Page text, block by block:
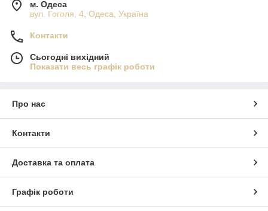
м. Одеса
вул. Гоголя, 4, Одеса, Україна
Контакти
Сьогодні вихідний
Показати весь графік роботи
Про нас
Контакти
Доставка та оплата
Графік роботи